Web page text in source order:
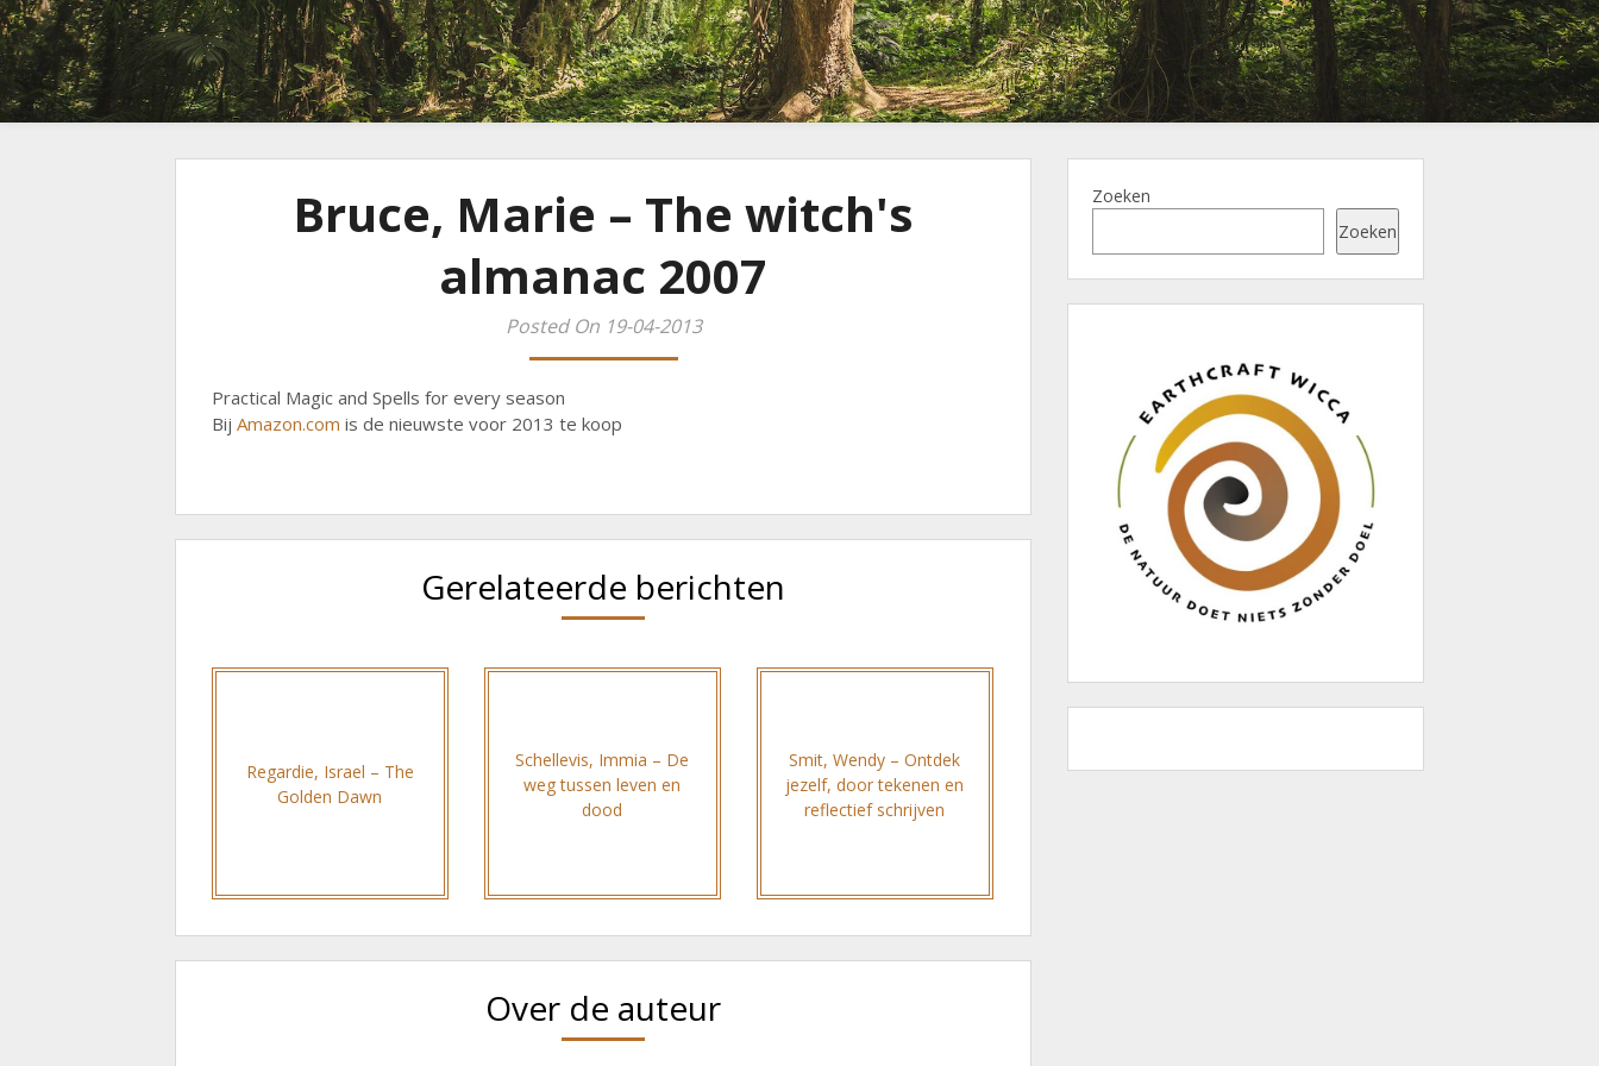
Bruce, Marie – The witch's
almanac 2007
Posted On 19-04-2013
Practical Magic and Spells for every season
Bij Amazon.com is de nieuwste voor 2013 te koop
Gerelateerde berichten
Regardie, Israel – The
Golden Dawn
Schellevis, Immia – De
weg tussen leven en
dood
Smit, Wendy – Ontdek
jezelf, door tekenen en
reflectief schrijven
Over de auteur
Zoeken
Zoeken